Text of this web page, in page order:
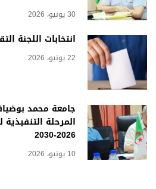
30 يونيو، 2026
انتخابات اللجنة
22 يونيو، 2026
جامعة محمد
المرحلة
2026-2030
10 يونيو، 2026